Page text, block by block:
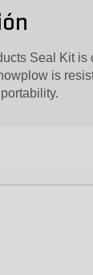
Seal Kit is
is